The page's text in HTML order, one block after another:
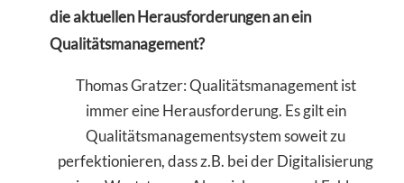
die aktuellen Herausforderungen an ein
Qualitätsmanagement?
Thomas Gratzer: Qualitätsmanagement ist
immer eine Herausforderung. Es gilt ein
Qualitätsmanagementsystem soweit zu
perfektionieren, dass z.B. bei der Digitalisierung